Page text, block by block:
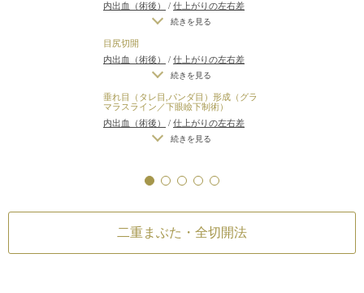
がりが完璧に自分の理想の形にならな
いことがある/
二重のラインの癒着が
とれる可能性/ 手術後の血腫
内出血（術後）
/ 仕上がりの左右差
（片目ずつ手術をする場合）
りのわずかな左右差（完璧なシンメト
続きを見る
目尻切開
内出血（術後）
/ 仕上がりの左右差
（片目ずつ手術をする場合）
リーは不可） /仕上がりが完璧に自分
の理想の形にならないことがある/
ートメイクが取れる可能性
続きを見る
垂れ目（タレ目,パンダ目）形成（グラ
マラスライン／下眼瞼下制術）
内出血（術後）
/ 仕上がりの左右差
（片目ずつ手術をする場合）
の理想の形にならないことがある
る/ヒアルロン酸がわずかに出る/アー
トメイクが取れる可能性
続きを見る
二重まぶた・全切開法